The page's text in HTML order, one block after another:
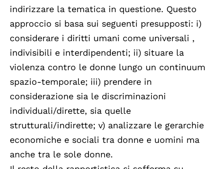
indirizzare la tematica in questione. Questo
approccio si basa sui seguenti presupposti: i)
considerare i diritti umani come universali ,
indivisibili e interdipendenti; ii) situare la
violenza contro le donne lungo un continuum
spazio-temporale; iii) prendere in
considerazione sia le discriminazioni
individuali/dirette, sia quelle
strutturali/indirette; v) analizzare le gerarchie
economiche e sociali tra donne e uomini ma
anche tra le sole donne.